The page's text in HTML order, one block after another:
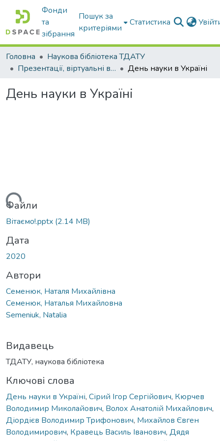
Фонди
та
зібрання
Пошук за
критеріями
Статистика
Головна
Наукова бібліотека ТДАТУ
Презентації, віртуальні виставки наукової бібліотеки
День науки в Україні
День науки в Україні
Вантажиться...
Файли
Вітаємо!.pptx (2.14 MB)
Дата
2020
Автори
Семенюк, Наталя Михайлівна
Семенюк, Наталья Михайловна
Semeniuk, Natalia
Видавець
ТДАТУ, наукова бібліотека
Ключові слова
День науки в Україні, Сірий Ігор Сергійович, Кюрчев
Володимир Миколайович, Волох Анатолій Михайлович,
Діордієв Володимир Трифонович, Михайлов Євген
Володимирович, Кравець Василь Іванович, Дядя